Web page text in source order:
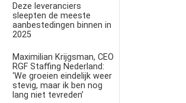
Deze leveranciers
sleepten de meeste
aanbestedingen binnen in
2025
Maximilian Krijgsman, CEO
RGF Staffing Nederland:
‘We groeien eindelijk weer
stevig, maar ik ben nog
lang niet tevreden’